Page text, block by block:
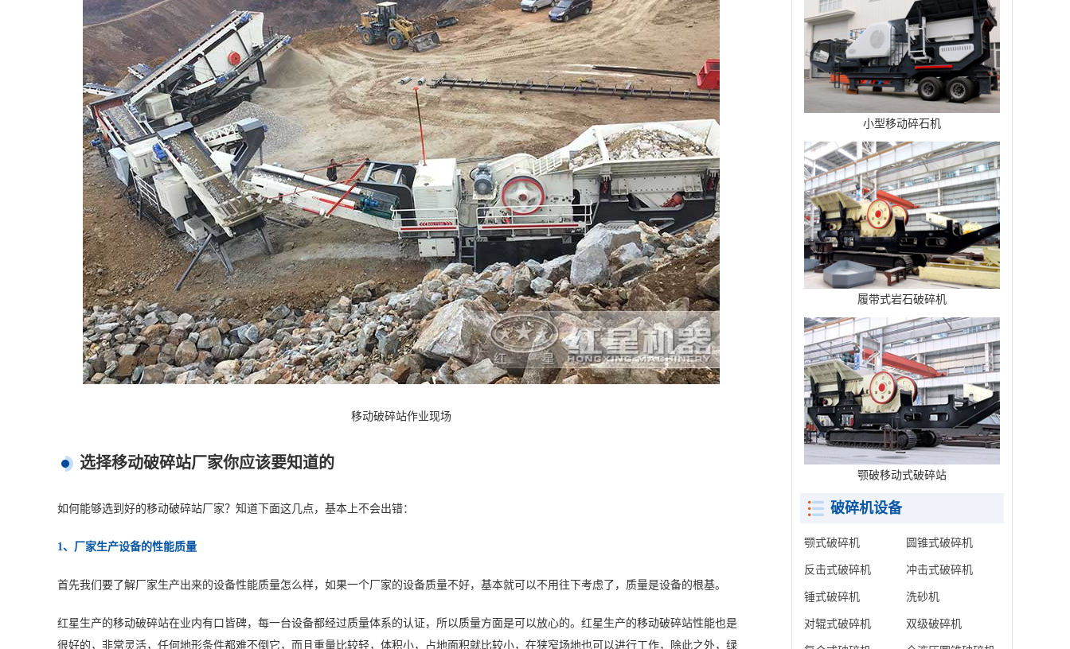
移动破碎站作业现场
选择移动破碎站厂家你应该要知道的
如何能够选到好的移动破碎站厂家？知道下面这几点，基本上不会出错：
1、厂家生产设备的性能质量
首先我们要了解厂家生产出来的设备性能质量怎么样，如果一个厂家的设备质量不好，基本就可以不用往下考虑了，质量是设备的根基。
红星生产的移动破碎站在业内有口皆碑，每一台设备都经过质量体系的认证，所以质量方面是可以放心的。红星生产的移动破碎站性能也是
很好的，非常灵活，任何地形条件都难不倒它，而且重量比较轻，体积小，占地面积就比较小，在狭窄场地也可以进行工作，除此之外，绿
小型移动碎石机
履带式岩石破碎机
颚破移动式破碎站
破碎机设备
颚式破碎机 圆锥式破碎机
反击式破碎机 冲击式破碎机
锤式破碎机 洗砂机
对辊式破碎机 双级破碎机